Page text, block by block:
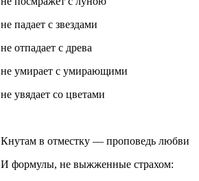
не падает с звездами
не отпадает с древа
не умирает с умирающими
не увядает со цветами
Кнутам в отместку — проповедь любви
И формулы, не выжженные страхом: